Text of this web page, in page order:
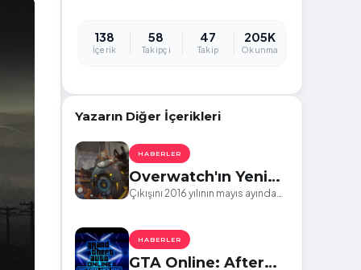
138
İçerik
58
Takipçi
47
Takip
205K
Okunma
Yazarın Diğer İçerikleri
HABERLER
Overwatch'ın Yeni
Karakteri Haftaya
Çıkışını 2016 yılının mayıs ayında
gelen karakterlerle birlikte
tazeliğini korumaya devam
ediyor.
HABERLER
GTA Online: After